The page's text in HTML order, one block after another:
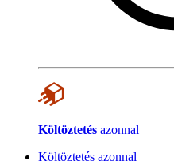
Költöztetés azonnal
Költöztetés azonnal